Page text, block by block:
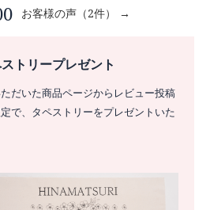
お客様の声（2件） →
トリープレゼント
だいた商品ページからレビュー投稿
で、タペストリーをプレゼントいた